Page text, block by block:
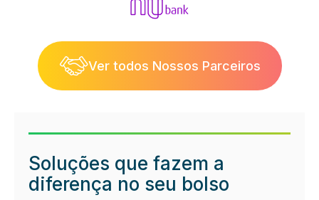
Ver todos Nossos Parceiros
Soluções que fazem a
diferença no seu bolso